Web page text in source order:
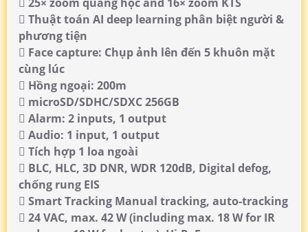
 Thuật toán AI deep learning phân biệt người &
phương tiện
 Face capture: Chụp ảnh lên đến 5 khuôn mặt
cùng lúc
 Hồng ngoại: 200m
 microSD/SDHC/SDXC 256GB
 Alarm: 2 inputs, 1 output
 Audio: 1 input, 1 output
 Tích hợp 1 loa ngoài
 BLC, HLC, 3D DNR, WDR 120dB, Digital defog,
chống rung EIS
 Smart Tracking Manual tracking, auto-tracking
 24 VAC, max. 42 W (including max. 18 W for IR